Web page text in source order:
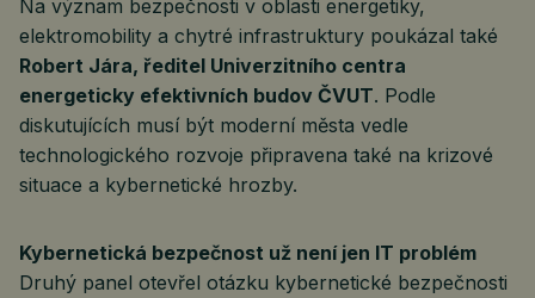
Na význam bezpečnosti v oblasti energetiky,
elektromobility a chytré infrastruktury poukázal také
Robert Jára, ředitel Univerzitního centra
energeticky efektivních budov ČVUT. Podle
diskutujících musí být moderní města vedle
technologického rozvoje připravena také na krizové
situace a kybernetické hrozby.
Kybernetická bezpečnost už není jen IT problém
Druhý panel otevřel otázku kybernetické bezpečnosti